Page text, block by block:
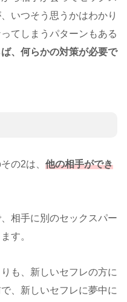
いつそう思うかはわかり
てしまうパターンもある
、何らかの対策が必要で
の2は、 他の相手ができ
相手に別のセックスパー
す。
も、新しいセフレの方に
、新しいセフレに夢中に